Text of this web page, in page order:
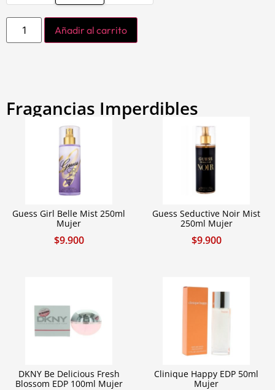
Añadir al carrito
Fragancias Imperdibles
Guess Girl Belle Mist 250ml
Mujer
$9.900
Guess Seductive Noir Mist
250ml Mujer
$9.900
DKNY Be Delicious Fresh
Blossom EDP 100ml Mujer
Clinique Happy EDP 50ml
Mujer